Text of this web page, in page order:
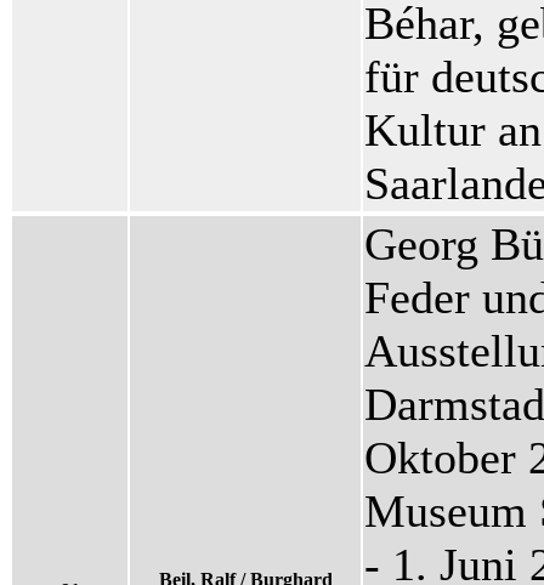
Béhar,
für
Kultur
Beil, Ralf / Burghard
Georg
Feder
Oktober
Museum
- 1. Juni